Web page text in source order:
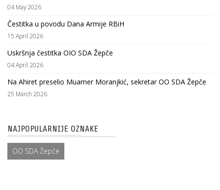
04 May 2026
Čestitka u povodu Dana Armije RBiH
15 April 2026
Uskršnja čestitka OIO SDA Žepče
04 April 2026
Na Ahiret preselio Muamer Moranjkić, sekretar OO SDA Žepče
25 March 2026
NAJPOPULARNIJE OZNAKE
OO SDA Žepče